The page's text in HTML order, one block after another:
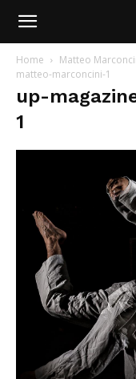
Home Matteo
matteo-marconcini-1
up-
1